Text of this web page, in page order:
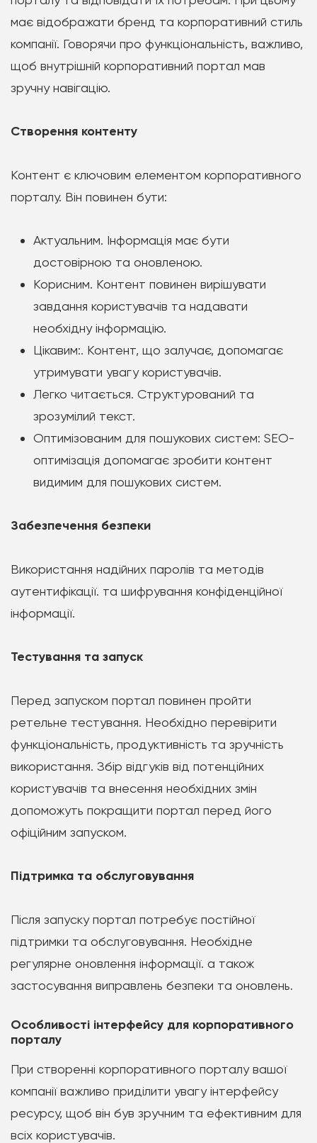
має відображати бренд та корпоративний стиль
компанії. Говорячи про функціональність, важливо,
щоб внутрішній корпоративний портал мав
зручну навігацію.
Створення контенту
Контент є ключовим елементом корпоративного
порталу. Він повинен бути:
Актуальним. Інформація має бути
достовірною та оновленою.
Корисним. Контент повинен вирішувати
завдання користувачів та надавати
необхідну інформацію.
Цікавим:. Контент, що залучає, допомагає
утримувати увагу користувачів.
Легко читається. Структурований та
зрозумілий текст.
Оптимізованим для пошукових систем: SEO-
оптимізація допомагає зробити контент
видимим для пошукових систем.
Забезпечення безпеки
Використання надійних паролів та методів
аутентифікації. та шифрування конфіденційної
інформації.
Тестування та запуск
Перед запуском портал повинен пройти
ретельне тестування. Необхідно перевірити
функціональність, продуктивність та зручність
використання. Збір відгуків від потенційних
користувачів та внесення необхідних змін
допоможуть покращити портал перед його
офіційним запуском.
Підтримка та обслуговування
Після запуску портал потребує постійної
підтримки та обслуговування. Необхідне
регулярне оновлення інформації. а також
застосування виправлень безпеки та оновлень.
Особливості інтерфейсу для корпоративного
порталу
При створенні корпоративного порталу вашої
компанії важливо приділити увагу інтерфейсу
ресурсу, щоб він був зручним та ефективним для
всіх користувачів.